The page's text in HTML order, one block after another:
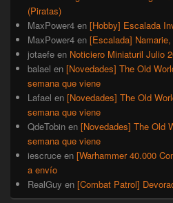
(Piratas)
MaxPower4 en [Hobby] Escalada
MaxPower4 en [Escalada]
jotaefe en Noticiero Miniaturil Julio
balael en [Novedades] The Old
semana que viene
Lafael en [Novedades] The Old
semana que viene
QdeTobin en [Novedades] The Old
semana que viene
iescruce en [Warhammer 40.000
a envío
RealGuy en [Combat Patrol]